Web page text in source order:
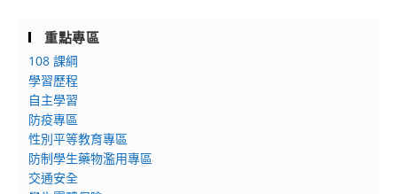
重點專區
108 課綱
學習歷程
自主學習
防疫專區
性別平等教育專區
防制學生藥物濫用專區
交通安全